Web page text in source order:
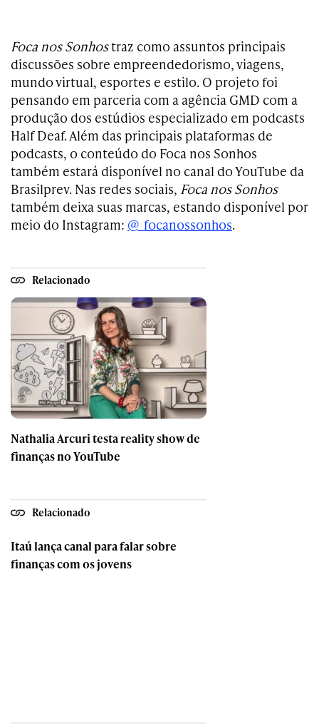
Foca nos Sonhostraz como assuntos principais
discussões sobre empreendedorismo, viagens,
mundo virtual, esportes e estilo. O projeto foi
pensando em parceria com a agência GMD com a
produção dos estúdios especializado em podcasts
Half Deaf.Além das principais plataformas de
podcasts, o conteúdo do Foca nos Sonhos
também estará disponível no canal do YouTube da
Brasilprev. Nas redes sociais, Foca nos Sonhos
também deixa suas marcas, estando disponível por
meio do Instagram: @_focanossonhos.
Relacionado
Nathalia Arcuri testa reality show de
finanças no YouTube
Relacionado
Itaú lança canal para falar sobre
finanças com os jovens